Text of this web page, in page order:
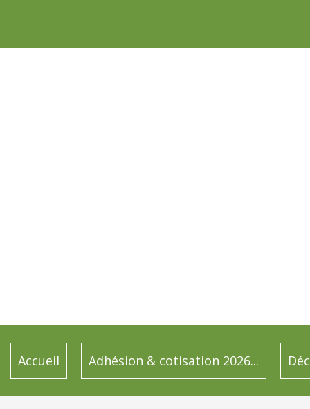
Accueil Adhésion & cotisation 2026...